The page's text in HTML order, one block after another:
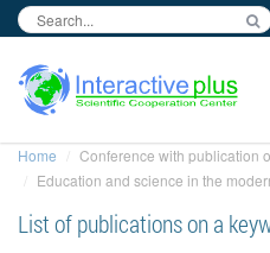
Home
Conference with publication
Education and science in the
List of publications on a